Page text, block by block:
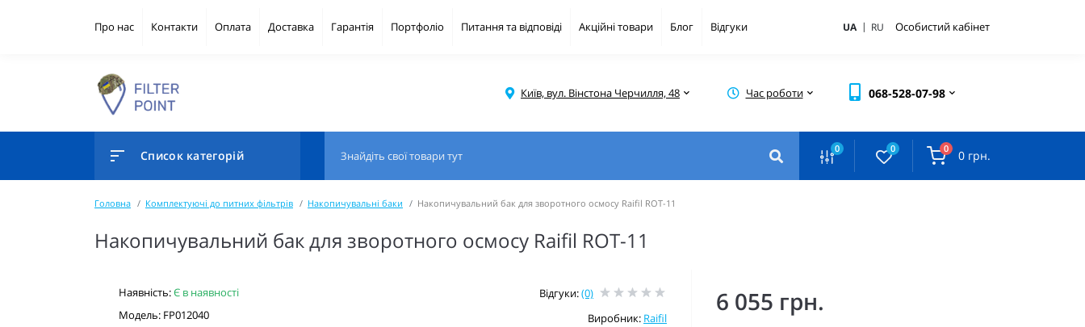
Про нас Контакти Оплата Доставка Гарантія Портфоліо Питання та відповіді Акційні товари Блог Відгуки UA | RU Особистий кабінет
Київ, вул. Вінстона Черчилля, 48 Час роботи 068-528-07-98
Список категорій 0 0 0 0 грн.
Головна Комплектуючі до питних фільтрів Накопичувальні баки Накопичувальний бак для зворотного осмосу Raifil ROT-11
Накопичувальний бак для зворотного осмосу Raifil ROT-11
Наявність:Є в наявності
Модель: FP012040
Відгуки:(0)
Виробник: Raifil
6 055 грн.